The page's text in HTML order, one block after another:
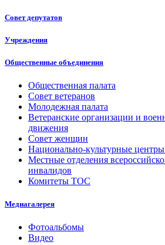
Совет депутатов
Учреждения
Общественные объединения
Общественная палата
Совет ветеранов
Молодежная палата
Ветеранские организации и
движения
Совет женщин
Национально-культурные
Местные отделения
инвалидов
Комитеты ТОС
Медиагалерея
Фотоальбомы
Видео